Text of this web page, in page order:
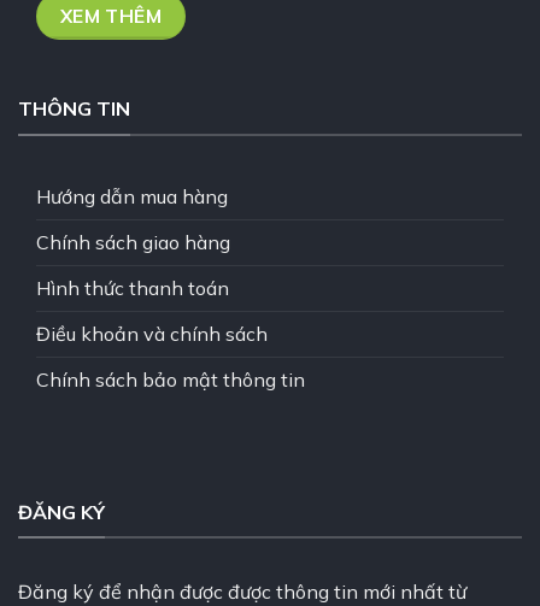
XEM THÊM
THÔNG TIN
Hướng dẫn mua hàng
Chính sách giao hàng
Hình thức thanh toán
Điều khoản và chính sách
Chính sách bảo mật thông tin
ĐĂNG KÝ
Đăng ký để nhận được được thông tin mới nhất từ